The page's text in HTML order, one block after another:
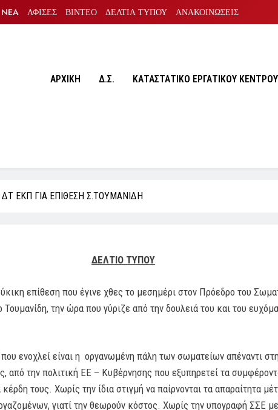
NEA ΑΦΙΣΕΣ ΒΙΝΤΕΟ ΔΕΛΤΙΑ ΤΥΠΟΥ ΑΝΑΚΟΙΝΩΣΕΙΣ
ΑΡΧΙΚΗ Δ.Σ. ΚΑΤΑΣΤΑΤΙΚΟ ΕΡΓΑΤΙΚΟΥ ΚΕΝΤΡΟΥ
ΔΤ ΕΚΠ ΓΙΑ ΕΠΙΘΕΣΗ Σ.ΤΟΥΜΑΝΙΔΗ
ΔΕΛΤΙΟ ΤΥΠΟΥ
επίθεση που έγινε χθες το μεσημέρι στον Πρόεδρο του
την ώρα που γύριζε από την δουλειά του και του
ενοχλεί είναι η οργανωμένη πάλη των σωματείων απέναντι
από την πολιτική ΕΕ – Κυβέρνησης που εξυπηρετεί τα
τους. Χωρίς την ίδια στιγμή να παίρνονται τα απαραίτητα
γιατί την θεωρούν κόστος. Χωρίς την υπογραφή ΣΣΕ